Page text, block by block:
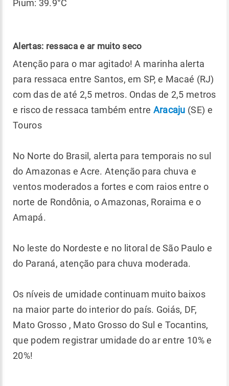
Pium: 39.9°C
Alertas: ressaca e ar muito seco
Atenção para o mar agitado! A marinha alerta
para ressaca entre Santos, em SP, e Macaé (RJ)
com das de até 2,5 metros. Ondas de 2,5 metros
e risco de ressaca também entre Aracaju (SE) e
Touros
No Norte do Brasil, alerta para temporais no sul
do Amazonas e Acre. Atenção para chuva e
ventos moderados a fortes e com raios entre o
norte de Rondônia, o Amazonas, Roraima e o
Amapá.
No leste do Nordeste e no litoral de São Paulo e
do Paraná, atenção para chuva moderada.
Os níveis de umidade continuam muito baixos
na maior parte do interior do país. Goiás, DF,
Mato Grosso , Mato Grosso do Sul e Tocantins,
que podem registrar umidade do ar entre 10% e
20%!